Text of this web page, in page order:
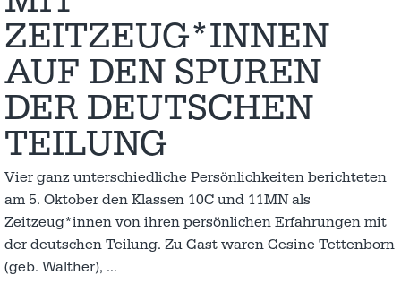
ZEITZEUG*INNEN
AUF DEN SPUREN
DER DEUTSCHEN
TEILUNG
Vier ganz unterschiedliche Persönlichkeiten berichteten
am 5. Oktober den Klassen 10C und 11MN als
Zeitzeug*innen von ihren persönlichen Erfahrungen mit
der deutschen Teilung. Zu Gast waren Gesine Tettenborn
(geb. Walther), …